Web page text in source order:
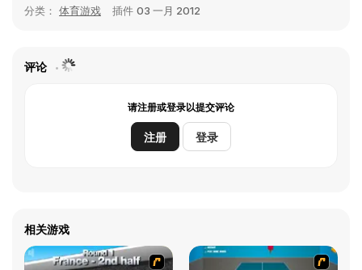
分类： 体育游戏 插件 03 一月 2012
评论
请注册或登录以提交评论
注册 登录
相关游戏